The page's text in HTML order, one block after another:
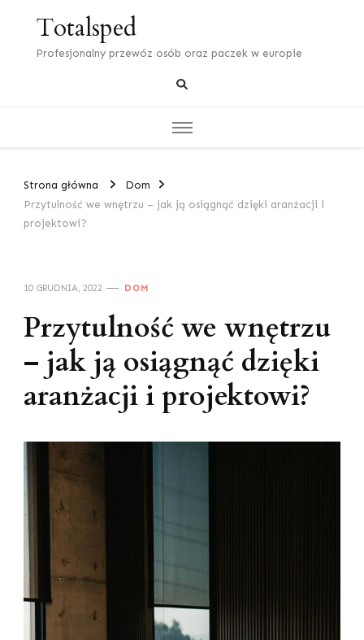
Totalsped
Profesjonalny przewóz osób oraz paczek w europie
Strona główna
Dom
Przytulność we wnętrzu – jak ją osiągnąć dzięki aranżacji i
projektowi?
10 GRUDNIA, 2022 DOM
Przytulność we wnętrzu
– jak ją osiągnąć dzięki
aranżacji i projektowi?